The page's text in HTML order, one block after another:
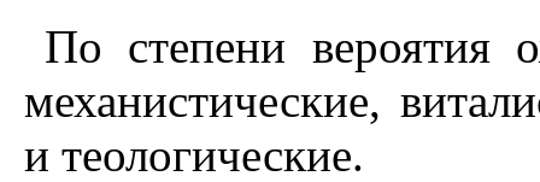
По степени вероятия
механистические,
и теологические.